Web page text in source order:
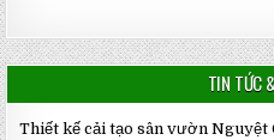
TIN TỨC
Thiết kế cải tạo sân vườn